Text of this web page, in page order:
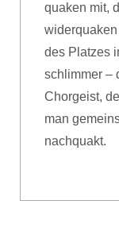
quaken mit,
des Platzes
schlimmer –
Chorgeist,
man
nachquakt.